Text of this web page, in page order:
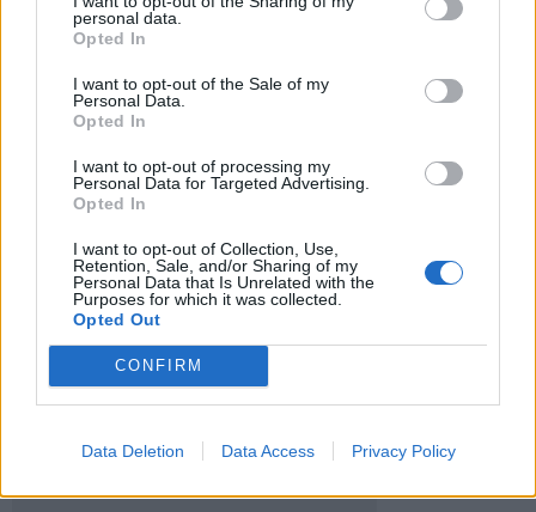
personal data.
Opted In
I want to opt-out of the Sale of my
Personal Data.
Opted In
I want to opt-out of processing my
Personal Data for Targeted Advertising.
Opted In
I want to opt-out of Collection, Use,
Retention, Sale, and/or Sharing of my
Personal Data that Is Unrelated with the
Purposes for which it was collected.
Opted Out
CONFIRM
Data Deletion Data Access Privacy Policy
Šiuo metu skaitomiausi
Trijų Zodiako ženklų jau
Šie Zodiako ženklai pagaliau
laukė
Dienos horoskopas 12 Zodiako
galimybių ribos